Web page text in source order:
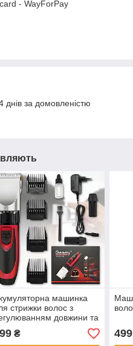
- WayForPay
за домовленістю
машинка
стрижки волос з
довжини та
₴ 499